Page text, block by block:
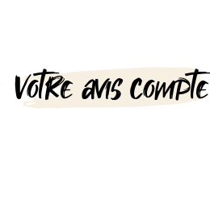
Votre avis compte